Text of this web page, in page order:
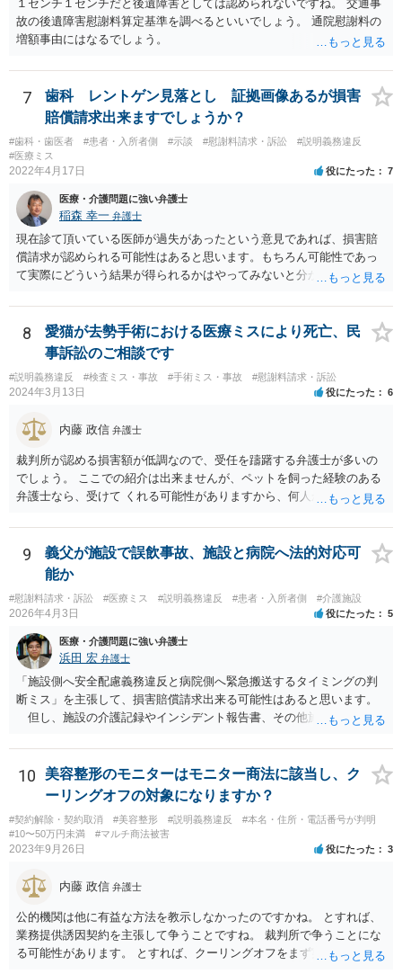
１センチ１センチだと後遺障害としては認められないですね。 交通事
故の後遺障害慰謝料算定基準を調べるといいでしょう。 通院慰謝料の
増額事由にはなるでしょう。
7
歯科 レントゲン見落とし 証拠画像あるが損害
賠償請求出来ますでしょうか？
#歯科・歯医者 #患者・入所者側 #示談 #慰謝料請求・訴訟
#説明義務違反
#医療ミス
2022年4月17日 役にたった 7
医療・介護問題に強い弁護士
稲森 幸一 弁護士
現在診て頂いている医師が過失があったという意見であれば、損害賠
償請求が認められる可能性はあると思います。もちろん可能性であっ
て実際にどういう結果が得られるかはやってみないと分かりません
療費や精神的苦痛を受けた分の慰謝料や仕事に影響があれば休業損害
などが考えられます。 頑張ってください。
8
愛猫が去勢手術における医療ミスにより死亡、民
事訴訟のご相談です
#説明義務違反 #検査ミス・事故 #手術ミス・事故 #慰謝料請求・訴訟
2024年3月13日 役にたった 6
内藤 政信 弁護士
裁判所が認める損害額が低調なので、受任を躊躇する弁護士が多いの
でしょう。 ここでの紹介は出来ませんが、ペットを飼った経験のある
弁護士なら、受けて くれる可能性がありますから、何人か問い合わせ
9
義父が施設で誤飲事故、施設と病院へ法的対応可
能か
#慰謝料請求・訴訟 #医療ミス #説明義務違反 #患者・入所者側 #介護施設
2026年4月3日 役にたった 5
医療・介護問題に強い弁護士
浜田 宏 弁護士
「施設側へ安全配慮義務違反と病院側へ緊急搬送するタイミングの判
断ミス」を主張して、損害賠償請求出来る可能性はあると思います。
但し、施設の介護記録やインシデント報告書、その他施設内で作成
れているのであれば消防の記録等を調査してみなければ、裁判で勝て
る可能性があるかどうかまでは判断できません。これはどの介護事
故・医療事故でも同様です。 一度弁護士にご相談の上、まずは調査
事件として依頼された方が良いと思います。
10
美容整形のモニターはモニター商法に該当し、ク
ーリングオフの対象になりますか？
#契約解除・契約取消 #美容整形 #説明義務違反
#本名・住所・電話番号が判明
#10〜50万円未満
#マルチ商法被害
2023年9月26日 役にたった 3
内藤 政信 弁護士
公的機関は他に有益な方法を教示しなかったのですかね。 とすれば、
業務提供誘因契約を主張して争うことですね。 裁判所で争うことにな
る可能性があります。 とすれば、クーリングオフをまず実行すること